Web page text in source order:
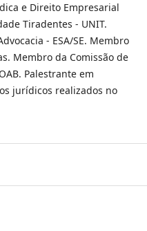
e Direito Empresarial
Tiradentes - UNIT.
- ESA/SE. Membro
Membro da Comissão de
Palestrante em
jurídicos realizados no